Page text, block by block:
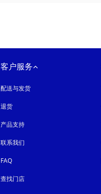
客户服务
配送与发货
退货
产品支持
联系我们
FAQ
查找门店